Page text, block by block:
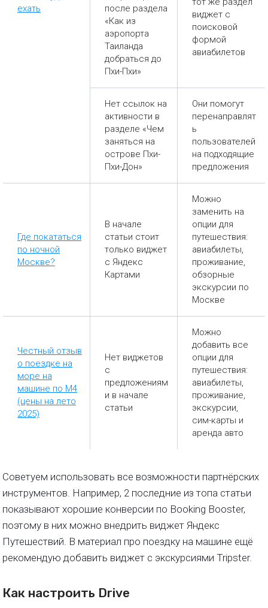
ехать
после раздела
«Как из
аэропорта
Таиланда
добраться до
Пхи-Пхи»
виджет с
поисковой
формой
авиабилетов
Нет ссылок на
активности в
разделе «Чем
заняться на
острове Пхи-
Пхи-Дон»
Они помогут
перенаправлят
ь
пользователей
на подходящие
предложения
Где покататься
по ночной
Москве?
В начале
статьи стоит
только виджет
с Яндекс
Картами
Можно
заменить на
опции для
путешествия:
авиабилеты,
проживание,
обзорные
экскурсии по
Москве
Честный отзыв
о поездке на
море на
машине по М4
(цены на лето
2025)
Нет виджетов
с
предложениям
и в начале
статьи
Можно
добавить все
опции для
путешествия:
авиабилеты,
проживание,
экскурсии,
сим-карты и
аренда авто
Советуем использовать все возможности партнёрских
инструментов. Например, 2 последние из топа статьи
показывают хорошие конверсии по Booking Booster,
поэтому в них можно внедрить виджет Яндекс
Путешествий. В материал про поездку на машине ещё
рекомендую добавить виджет с экскурсиями Tripster.
Как настроить Drive